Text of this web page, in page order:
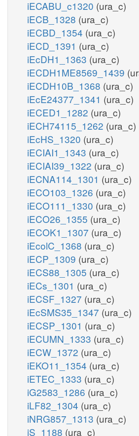
iECABU_c1320 (ura_c)
iECB_1328 (ura_c)
iECBD_1354 (ura_c)
iECD_1391 (ura_c)
iEcDH1_1363 (ura_c)
iECDH1ME8569_1439
iECDH10B_1368 (ura_c)
iEcE24377_1341 (ura_c)
iECED1_1282 (ura_c)
iECH74115_1262 (ura_c)
iEcHS_1320 (ura_c)
iECIAI1_1343 (ura_c)
iECIAI39_1322 (ura_c)
iECNA114_1301 (ura_c)
iECO103_1326 (ura_c)
iECO111_1330 (ura_c)
iECO26_1355 (ura_c)
iECOK1_1307 (ura_c)
iEcolC_1368 (ura_c)
iECP_1309 (ura_c)
iECS88_1305 (ura_c)
iECs_1301 (ura_c)
iECSF_1327 (ura_c)
iEcSMS35_1347 (ura_c)
iECSP_1301 (ura_c)
iECUMN_1333 (ura_c)
iECW_1372 (ura_c)
iEKO11_1354 (ura_c)
iETEC_1333 (ura_c)
iG2583_1286 (ura_c)
iLF82_1304 (ura_c)
iNRG857_1313 (ura_c)
iS_1188 (ura_c)